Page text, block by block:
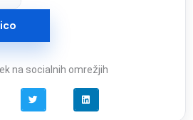
na socialnih omrežjih